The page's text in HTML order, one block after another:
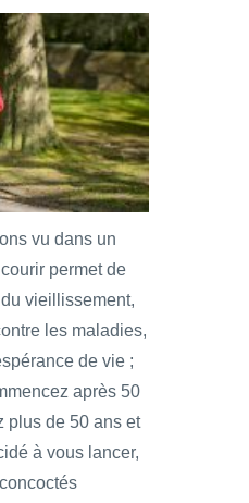
vu dans un
permet de
vieillissement,
les maladies,
de vie ;
après 50
plus de 50 ans et
à vous lancer,